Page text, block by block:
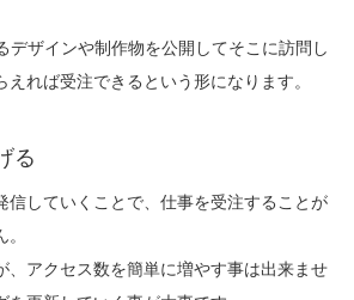
デザインや制作物を公開してそこに訪問し
えれば受注できるという形になります。
る
信していくことで、仕事を受注することが
、アクセス数を簡単に増やす事は出来ませ